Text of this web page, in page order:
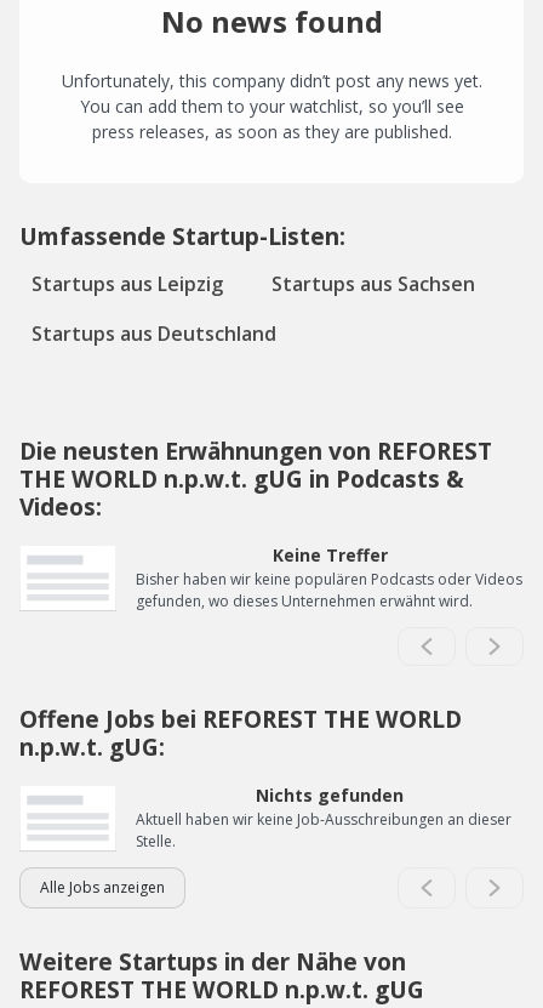
No news found
Unfortunately, this company didn’t post any news yet.
You can add them to your watchlist, so you’ll see
press releases, as soon as they are published.
Umfassende Startup-Listen:
Startups aus Leipzig
Startups aus Sachsen
Startups aus Deutschland
Die neusten Erwähnungen von REFOREST
THE WORLD n.p.w.t. gUG in Podcasts &
Videos:
Keine Treffer
Bisher haben wir keine populären Podcasts oder Videos
gefunden, wo dieses Unternehmen erwähnt wird.
Offene Jobs bei REFOREST THE WORLD
n.p.w.t. gUG:
Nichts gefunden
Aktuell haben wir keine Job-Ausschreibungen an dieser
Stelle.
Alle Jobs anzeigen
Weitere Startups in der Nähe von
REFOREST THE WORLD n.p.w.t. gUG